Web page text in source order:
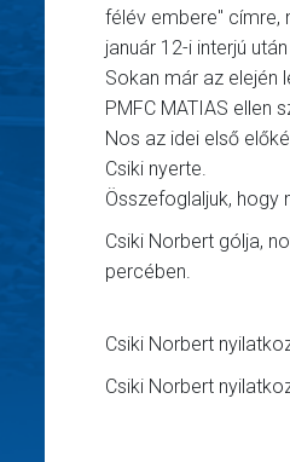
félév embere" címre,
január 12-i interjú
Sokan már az elején
PMFC MATIAS ellen
Nos az idei első
Csiki nyerte.
Összefoglaljuk, hogy
Csiki Norbert gólja,
percében.
Csiki Norbert
Csiki Norbert